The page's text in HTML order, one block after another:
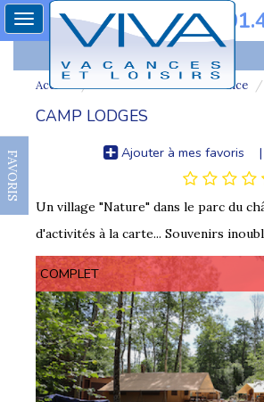
Toggle
navigation
FAVORIS
Accueil Colonie de vacances france
CAMP LODGES
Ajouter à mes favoris |
Un village "Nature" dans le parc du
d'activités à la carte... Souvenirs
COMPLET